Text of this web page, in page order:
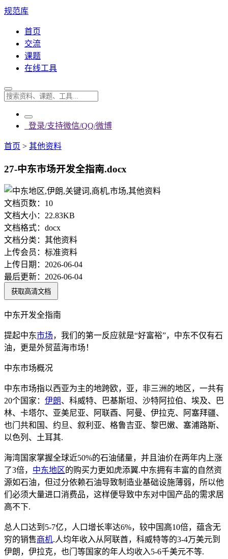
规范库
首页
交流
课题
在线工具
登录/支持微信/QQ/微博
首页 > 其他资料
27-中东市场开发全指南.docx
文档页数： 10
文档大小： 22.83KB
文档格式： docx
文档分类： 其他资料
上传会员： 标准资料
上传日期： 2026-06-04
最后更新： 2026-06-04
获取高清文档
中东开发全指南
提起中东市场，我们的第一反应就是“好富裕”，中东不仅有石
油，更是外贸蓝海市场！
中东市场概况
中东市场指以西亚为主的地跨欧，亚，非三洲的地区，一共有
20个国家： 伊朗、科威特、巴基斯坦、沙特阿拉伯、埃及、巴
林、卡塔尔、亚美尼亚、阿联酉、阿曼、伊拉克、阿塞拜疆、
也门共和国、约旦、叙利亚、格鲁吉亚、黎巴嫩、塞浦路斯、
以色列、土耳其.
海湾国家掌握全球近50%的石油储量，并且油价在两年内上涨
了3倍， 中东地区的购买力更如虎添翼.中东拥有丰富的自然资
源如石油，但过分依赖石油导致制造业基础设施薄弱，所以他
们必须大量进口消费品，这样便导致中东对中国产品的需求居
高不下.
总人口达到5-7亿，人口增长率达6%，较中国高10倍，蕴含无
穷的销售商机.人均年收入从阿联酋，科威特等的3-4万美元到
伊朗，伊拉克，也门等国家的年人均收入5-6千美元不等.